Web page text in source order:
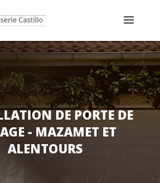
DE PORTE DE
- MAZAMET ET
ALENTOURS